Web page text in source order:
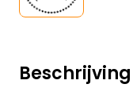
Beschrijving